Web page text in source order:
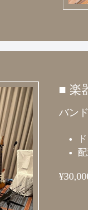
■ 楽
バン